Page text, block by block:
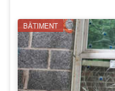
BÂTIMENT